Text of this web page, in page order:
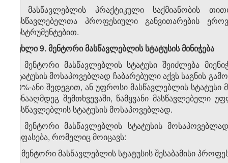
7. მასწავლებლის პრაქტიკული საქმიანობის
მასწავლებელთა პროფესიული განვითარების
ინსტრუმენტებით.
მუხლი 9. მენტორი მასწავლებლის სტატუსის მინიჭება
1. მენტორი მასწავლებლის სტატუსი შეიძლება
სტატუსის მოსაპოვებლად ჩაბარებული აქვს საგნის
50%-ანი შედეგით, ან უფროსი მასწავლებლის
წინააღმდეგ შემთხვევაში, წამყვანი
მასწავლებლის სტატუსის მოსაპოვებლად.
2. მენტორი მასწავლებლის სტატუსის
შეფასება, რომელიც მოიცავს:
ა) მენტორი მასწავლებლის სტატუსის შესაბამისი